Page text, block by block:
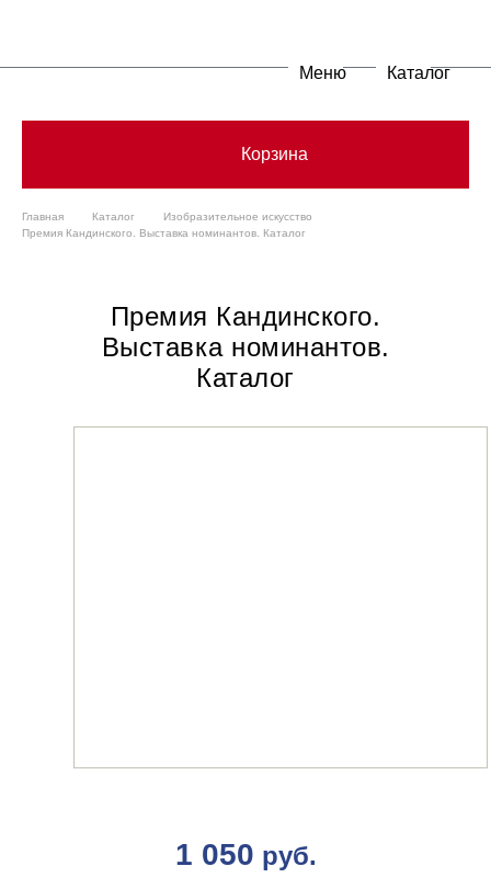
Меню Каталог
Корзина
Главная Каталог
Изобразительное искусство
Премия Кандинского. Выставка номинантов. Каталог
Премия Кандинского.
Выставка номинантов.
Каталог
1 050 руб.